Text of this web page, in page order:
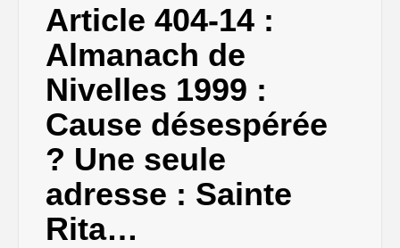
Article 404-14 :
Almanach de
Nivelles 1999 :
Cause désespérée
? Une seule
adresse : Sainte
Rita…